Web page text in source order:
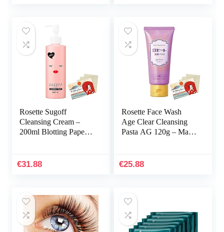
Rosette Sugoff
Cleansing Cream –
200ml Blotting Paper
€31.88
Rosette Face Wash
Age Clear Cleansing
Pasta AG 120g – Make
€25.88